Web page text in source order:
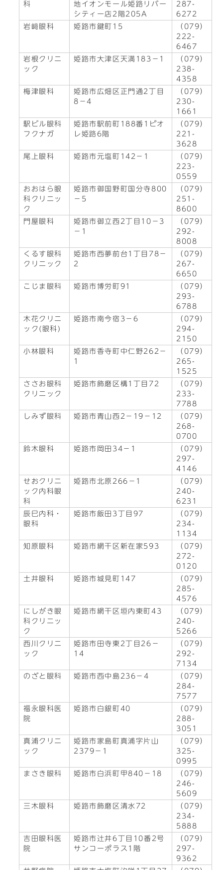
科
地イオンモール姫路リバー
シティー店2階205A
287-
6272
岩﨑眼科
姫路市鍵町15
（079）
222-
6467
岩根クリニ
ック
姫路市大津区天満183－1
（079）
238-
4358
梅津眼科
姫路市広畑区正門通2丁目
8－4
（079）
230-
1661
駅ビル眼科
フクナガ
姫路市駅前町188番1ピオ
レ姫路6階
（079）
221-
3628
尾上眼科
姫路市元塩町142－1
（079）
223-
0559
おおはら眼
科クリニッ
ク
姫路市御国野町国分寺800
－5
（079）
251-
8600
門屋眼科
姫路市御立西2丁目10－3
－1
（079）
292-
8008
くるす眼科
クリニック
姫路市西夢前台1丁目78－
2
（079）
267-
6650
こじま眼科
姫路市博労町91
（079）
293-
6788
木花クリニ
ック(眼科)
姫路市南今宿3－6
（079）
294-
2150
小林眼科
姫路市香寺町中仁野262－
1
（079）
265-
1525
ささお眼科
クリニック
姫路市飾磨区構1丁目72
（079）
233-
7788
しみず眼科
姫路市青山西2－19－12
（079）
268-
0700
鈴木眼科
姫路市岡田34－1
（079）
297-
4146
せおクリニ
ック内科眼
科
姫路市北原266－1
（079）
240-
6231
辰巳内科・
眼科
姫路市飯田3丁目97
（079）
234-
1134
知原眼科
姫路市網干区新在家593
（079）
272-
0120
土井眼科
姫路市城見町147
（079）
285-
4576
にしがき眼
科クリニッ
ク
姫路市網干区垣内東町43
（079）
240-
5266
西川クリニ
ック
姫路市田寺東2丁目26－
14
（079）
292-
7134
のざと眼科
姫路市西中島236－4
（079）
284-
7577
福永眼科医
院
姫路市白銀町40
（079）
288-
3051
真浦クリニ
ック
姫路市家島町真浦字片山
2379－1
（079）
325-
0995
まさき眼科
姫路市白浜町甲840－18
（079）
246-
5609
三木眼科
姫路市飾磨区清水72
（079）
234-
5888
吉田眼科医
院
姫路市辻井6丁目10番2号
サンコーポラス1階
（079）
297-
9362